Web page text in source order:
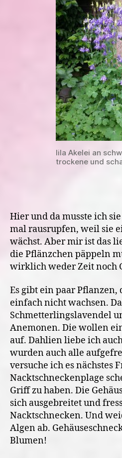
lila Akelei an
trockene und
Hier und da musste ich
mal rausrupfen, weil sie
wächst. Aber mir ist das
die Pflänzchen päppeln
wirklich weder Zeit noch
Es gibt ein paar
einfach nicht wachsen.
Schmetterlingslavendel
Anemonen. Die wollen
auf. Dahlien liebe ich
wurden auch alle
versuche ich es nächstes
Nacktschneckenplage
Griff zu haben. Die
sich ausgebreitet und
Nacktschnecken. Und
Algen ab.
Blumen!